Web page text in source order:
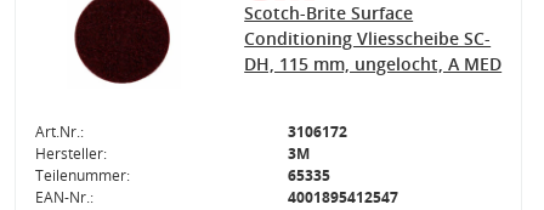
Scotch-Brite Surface
Conditioning Vliesscheibe SC-
DH, 115 mm, ungelocht, A MED
Art.Nr.:
3106172
Hersteller:
3M
Teilenummer:
65335
EAN-Nr.:
4001895412547